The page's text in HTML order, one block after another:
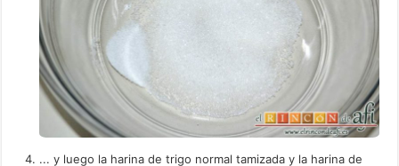
... y luego la harina de trigo normal tamizada y la harina de